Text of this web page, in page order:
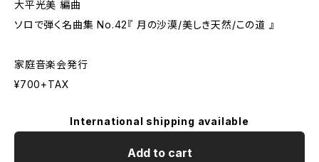
大平光美 編曲
ソロで弾く名曲集 No.42『 月の沙漠/美しき天然/この道 』
家庭音楽会発行
¥700+TAX
International shipping available
Add to cart